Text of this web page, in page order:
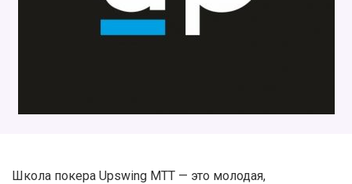
Школа покера Upswing MTT — это молодая,